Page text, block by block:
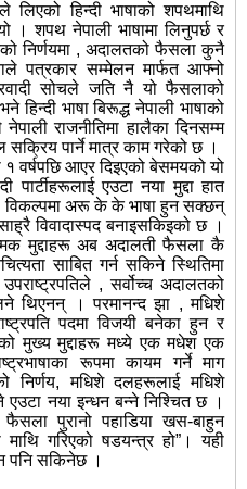
लिएको हिन्दी भाषाको शपथमाथि
। शपथ नेपाली भाषामा लिनुपर्छ र
निर्णयमा , अदालतको फैसला कुनै
पत्रकार सम्मेलन मार्फत आफ्नो
सोचले जति नै यो फैसलाको
हिन्दी भाषा बिरूद्ध नेपाली भाषाको
राजनीतिमा हालैका दिनसम्म
पार्ने मात्र काम गरेको छ ।
वर्षपछि आएर दिइएको बेसमयको यो
पार्टीहरूलाई एउटा नया मुद्दा हात
विकल्पमा अरू के के भाषा हुन सक्छन्
विवादास्पद बनाइसकिइको छ ।
मुद्दाहरू अब अदालती फैसला कै
साबित गर्न सकिने स्थितिमा
, सर्वोच्च अदालतको
थिएनन् । परमानन्द झा , मधिशे
पदमा विजयी बनेका हुन र
मुख्य मुद्दाहरू मध्ये एक मधेश एक
रूपमा कायम गर्ने माग
निर्णय, मधिशे दलहरूलाई मधिशे
एउटा नया इन्धन बन्ने निश्चित छ ।
पुरानो पहाडिया खस-बाहुन
माथि गरिएको षडयन्त्र हो”। यही
पनि सकिनेछ ।